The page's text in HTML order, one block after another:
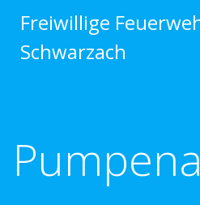
Freiwillige
Schwarzach